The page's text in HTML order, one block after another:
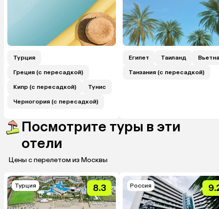
Турция
Греция (с пересадкой)
Кипр (с пересадкой) Тунис
Черногория (с пересадкой)
Египет Таиланд
Танзания (с пересадкой)
Посмотрите туры в эти
отели
Цены с перелетом из Москвы
Турция 8.3 Россия